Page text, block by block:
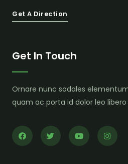
Get A Direction
Get In Touch
Ornare nunc sodales
quam ac porta id dolor leo